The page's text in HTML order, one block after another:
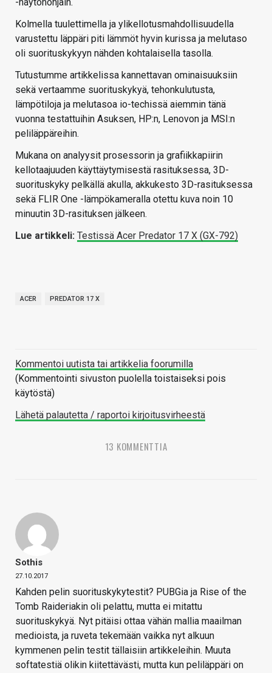
Kolmella tuulettimella ja ylikellotusmahdollisuudella
varustettu läppäri piti lämmöt hyvin kurissa ja melutaso
oli suorituskykyyn nähden kohtalaisella tasolla.
Tutustumme artikkelissa kannettavan ominaisuuksiin
sekä vertaamme suorituskykyä, tehonkulutusta,
lämpötiloja ja melutasoa io-techissä aiemmin tänä
vuonna testattuihin Asuksen, HP:n, Lenovon ja MSI:n
peliläppäreihin.
Mukana on analyysit prosessorin ja grafiikkapiirin
kellotaajuuden käyttäytymisestä rasituksessa, 3D-
suorituskyky pelkällä akulla, akkukesto 3D-rasituksessa
sekä FLIR One -lämpökameralla otettu kuva noin 10
minuutin 3D-rasituksen jälkeen.
Lue artikkeli: Testissä Acer Predator 17 X (GX-792)
ACER PREDATOR 17 X
Kommentoi uutista tai artikkelia foorumilla
(Kommentointi sivuston puolella toistaiseksi pois
käytöstä)
Lähetä palautetta / raportoi kirjoitusvirheestä
13 KOMMENTTIA
Sothis
27.10.2017
Kahden pelin suorituskykytestit? PUBGia ja Rise of the
Tomb Raideriakin oli pelattu, mutta ei mitattu
suorituskykyä. Nyt pitäisi ottaa vähän mallia maailman
medioista, ja ruveta tekemään vaikka nyt alkuun
kymmenen pelin testit tällaisiin artikkeleihin. Muuta
softatestiä olikin kiitettävästi, mutta kun peliläppäri on